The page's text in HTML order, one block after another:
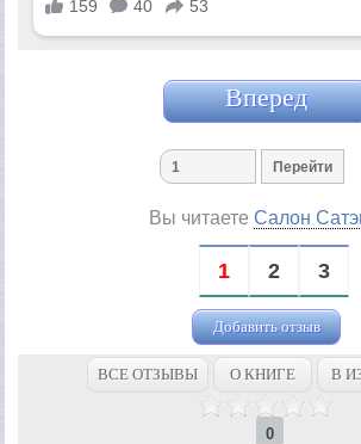
Вперед
Вы читаетеСалон
1 2 3
Добавить отзыв
ВСЕ ОТЗЫВЫ О КНИГЕ В
0